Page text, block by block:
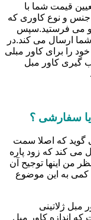
قیمت شما با
جنس و نوع کاوری که
او می فرستید.سپس
ارسال می کند.در
را برای کاور مبلی
گیری کاور مبل
یا سفارشی ؟
گوید که اصلا سمت
می کند که زود پاره
من اینها توجیح آن
به این موضوع
مبل ژلاتینی
اندازه کاور مبل